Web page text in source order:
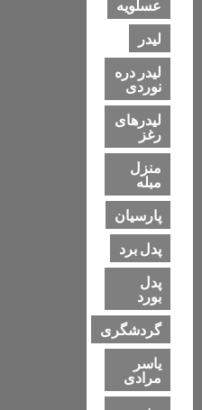
عسلویه
لیدر
لیدر دره
نوردی
لیدرهای
رغز
منزل
مبله
پارسیان
پدل برد
پدل
بورد
گردشگری
یاسر
مرادی